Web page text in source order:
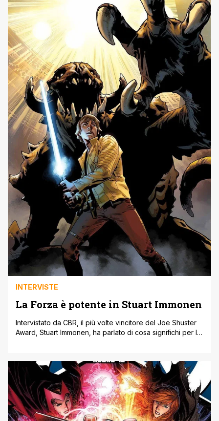
INTERVISTE
La Forza è potente in Stuart Immonen
Intervistato da CBR, il più volte vincitore del Joe Shuster
Award, Stuart Immonen, ha parlato di cosa significhi per lui
da Ralph McQuarrie, concept artist della trilogia originale
di Guerre Stellari. Inoltre, ha fatto intendere [']